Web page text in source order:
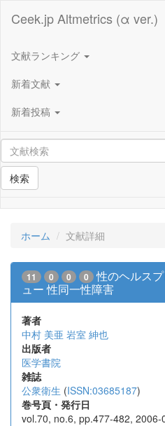
Ceek.jp Altmetrics (α ver.)
文献ランキング
新着文献
新着投稿
検索
ホーム 文献詳細
11 0 0 0
性のヘルス
ュー 性同一性障害
著者
中村 美亜 岩室 紳也
出版者
医学書院
雑誌
公衆衛生 (ISSN:03685187)
巻号頁・発行日
vol.70, no.6, pp.477-482, 2006-